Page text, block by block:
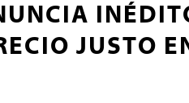
JUSTO